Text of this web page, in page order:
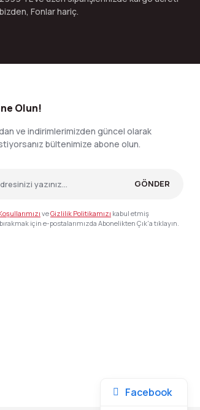
bizden, Fonlar hariç.
Olun!
ve indirimlerimizden güncel olarak
bültenimize abone olun.
GÖNDER
veGizlilik Politikamızı kabul etmiş
için e-postalarımızda Abonelikten Çık'a tıklayın.
Facebook